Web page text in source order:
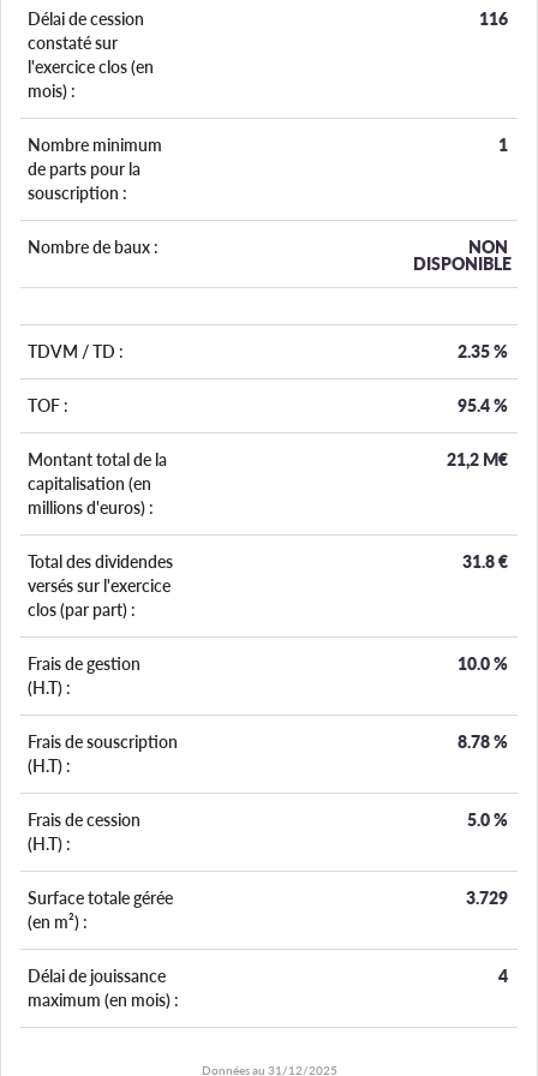
Délai de cession
constaté sur
l'exercice clos (en
mois) :
116
Nombre minimum
de parts pour la
souscription :
1
Nombre de baux :
NON
DISPONIBLE
TDVM / TD : 2.35%
TOF : 95.4%
Montant total de la
capitalisation (en
millions d'euros) :
21,2 M€
Total des dividendes
versés sur l'exercice
clos (par part) :
31.8€
Frais de gestion
(H.T) :
10.0%
Frais de souscription
(H.T) :
8.78%
Frais de cession
(H.T) :
5.0%
Surface totale gérée
(en m²) :
3.729
Délai de jouissance
maximum (en mois) :
4
Données au 31/12/2025